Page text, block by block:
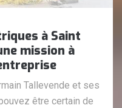
à Saint
mission à
Tallevende et ses
être certain de